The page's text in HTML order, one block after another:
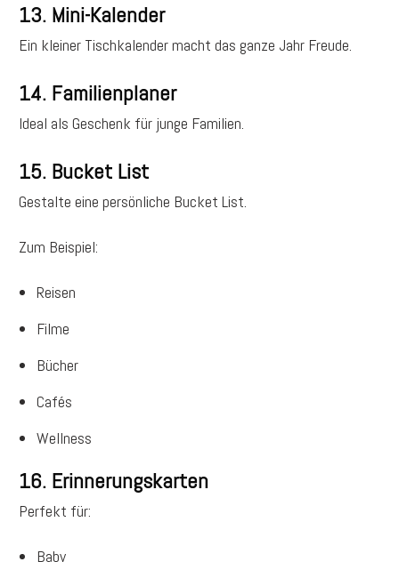
13. Mini-Kalender
Ein kleiner Tischkalender macht das ganze Jahr Freude.
14. Familienplaner
Ideal als Geschenk für junge Familien.
15. Bucket List
Gestalte eine persönliche Bucket List.
Zum Beispiel:
Reisen
Filme
Bücher
Cafés
Wellness
16. Erinnerungskarten
Perfekt für:
Baby